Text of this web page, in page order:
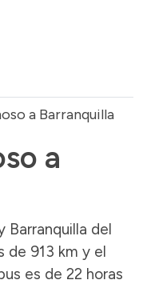
a Barranquilla
a
Barranquilla del
913 km y el
es de 22 horas